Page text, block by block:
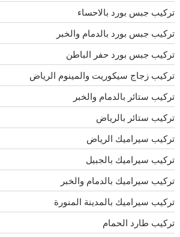
تركيب جبس بورد بالاحساء
تركيب جبس بورد بالدمام والخبر
تركيب جبس بورد حفر الباطن
تركيب زجاج سيكوريت والمينوم الرياض
تركيب ستائر بالدمام والخبر
تركيب ستائر بالرياض
تركيب سيراميك الرياض
تركيب سيراميك بالجبيل
تركيب سيراميك بالدمام والخبر
تركيب سيراميك بالمدينة المنورة
تركيب طارد الحمام